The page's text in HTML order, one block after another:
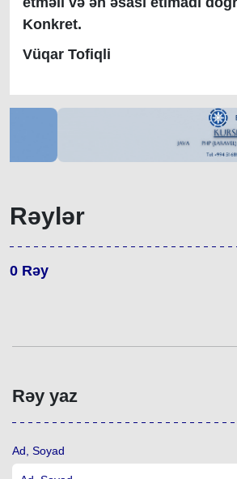
Konkret.
Vüqar Tofiqli
Rəylər
0 Rəy
Rəy yaz
Ad, Soyad